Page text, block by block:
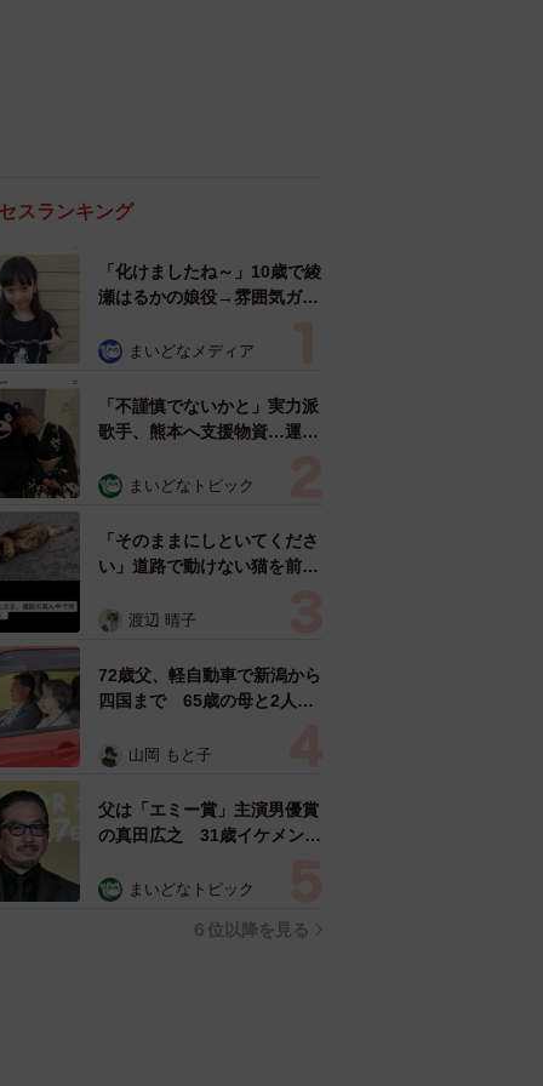
スランキング
「化けましたね～」10歳で綾
瀬はるかの娘役→雰囲気ガラ
雰囲気が」「宝塚に入れそ
まいどなメディア
「不謹慎でないかと」実力派
歌手、熊本へ支援物資…運搬
めらい 「痛いほど伝わる」
まいどなトピック
「そのままにしといてくださ
い」道路で動けない猫を前に
ようとした4日間 「命の重
表の訴え
渡辺 晴子
72歳父、軽自動車で新潟から
四国まで 65歳の母と2人で
憩まで分刻み… 「大学生で
山岡 もと子
父は「エミー賞」主演男優賞
の真田広之 31歳イケメン俳
「ガチヒロさんそっくり」
まいどなトピック
６位以降を見る